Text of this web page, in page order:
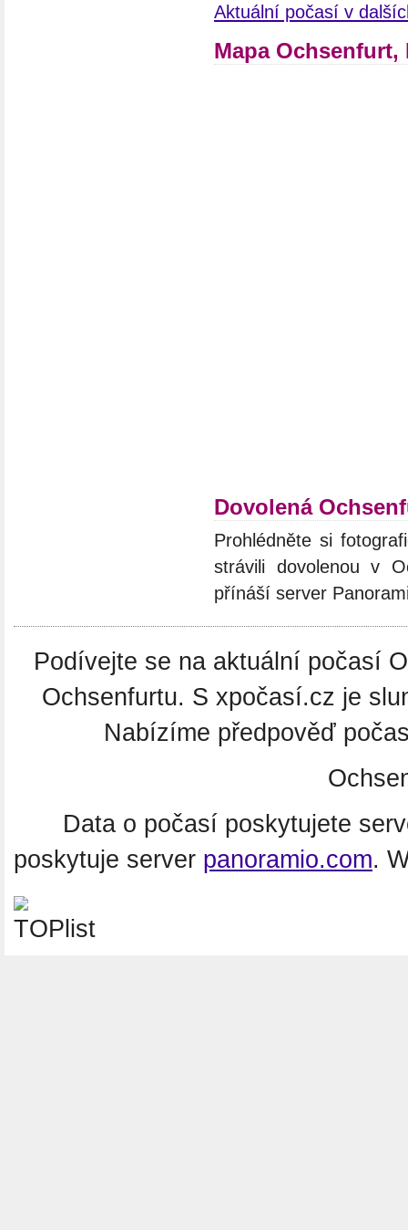
Aktuální počasí v
Mapa Ochsenfurt,
Dovolená
Prohlédněte si
strávili dovolenou v
přínáší server
Podívejte se na aktuální počasí
Ochsenfurtu. S xpočasí.cz je
Nabízíme předpověď
Data o počasí poskytujete
poskytuje server panoramio.com.